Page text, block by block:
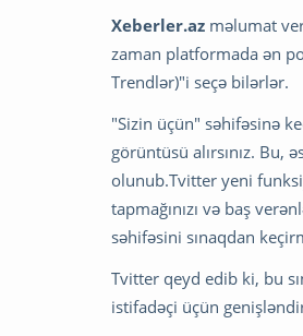
Xeberler.az məlumat
zaman platformada ən
Trendlər)"i seçə bilərlər.
"Sizin üçün" səhifəsinə
görüntüsü alırsınız.
olunub.Tvitter yeni
tapmağınızı və baş
səhifəsini sınaqdan
Tvitter qeyd edib ki, bu
istifadəçi üçün